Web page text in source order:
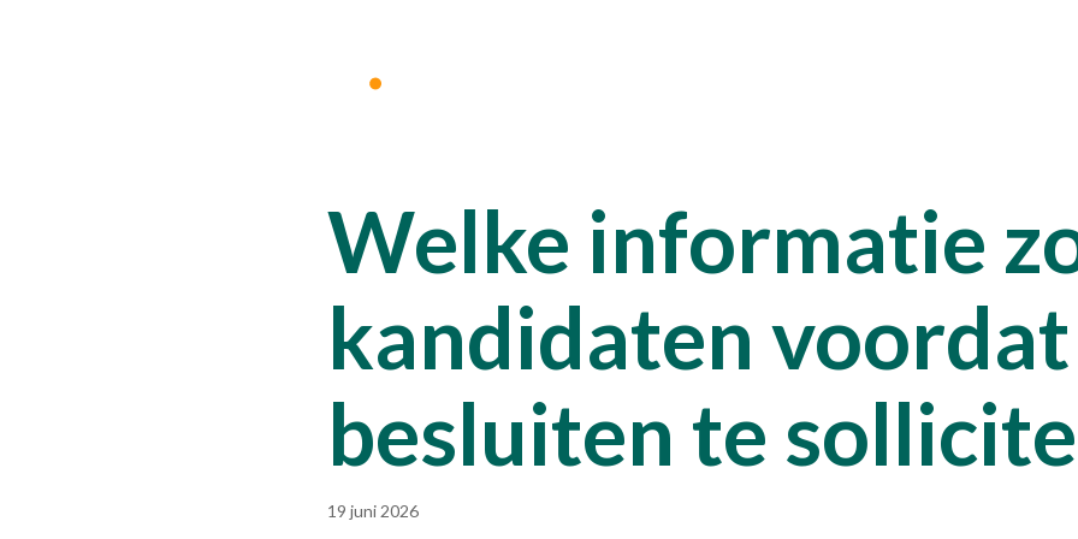
Welke informatie
kandidaten voordat
besluiten te
19 juni 2026